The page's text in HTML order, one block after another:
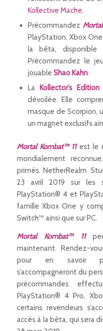
Kollective Mache.
Précommandez
PlayStation, Xbox
la bêta,
Précommandez le
jouable Shao Kahn.
La Kollector’s Edition
dévoilée. Elle
masque de Scorpion,
un magnet exclusifs
Mortal Kombat™ 11est le
mondialement
primés NetherRealm
23 avril 2019 sur les
PlayStation® 4 et
famille Xbox One y
Switch™ ainsi que sur PC.
Mortal Kombat™ 11
maintenant. Rendez-
pour en savoir
s’accompagneront du
précommandes
PlayStation® 4 Pro,
certains revendeurs
accès à la bêta, qui sera